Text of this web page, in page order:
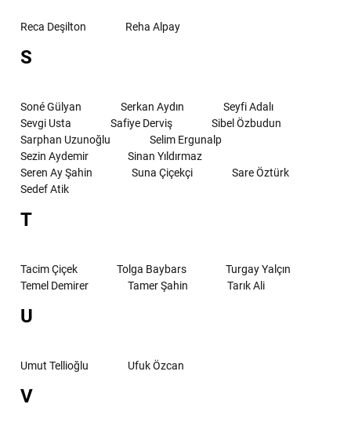
Reca Deşilton Reha Alpay
S
Soné Gülyan Serkan Aydın
Seyfi Adalı
Sevgi Usta
Safiye Derviş
Sibel Özbudun
Sarphan Uzunoğlu
Selim Ergunalp
Sezin Aydemir
Sinan Yıldırmaz
Seren Ay Şahin
Suna Çiçekçi
Sare Öztürk
Sedef Atik
T
Tacim Çiçek Tolga Baybars
Turgay Yalçın
Temel Demirer
Tamer Şahin Tarık Ali
U
Umut Tellioğlu Ufuk Özcan
V